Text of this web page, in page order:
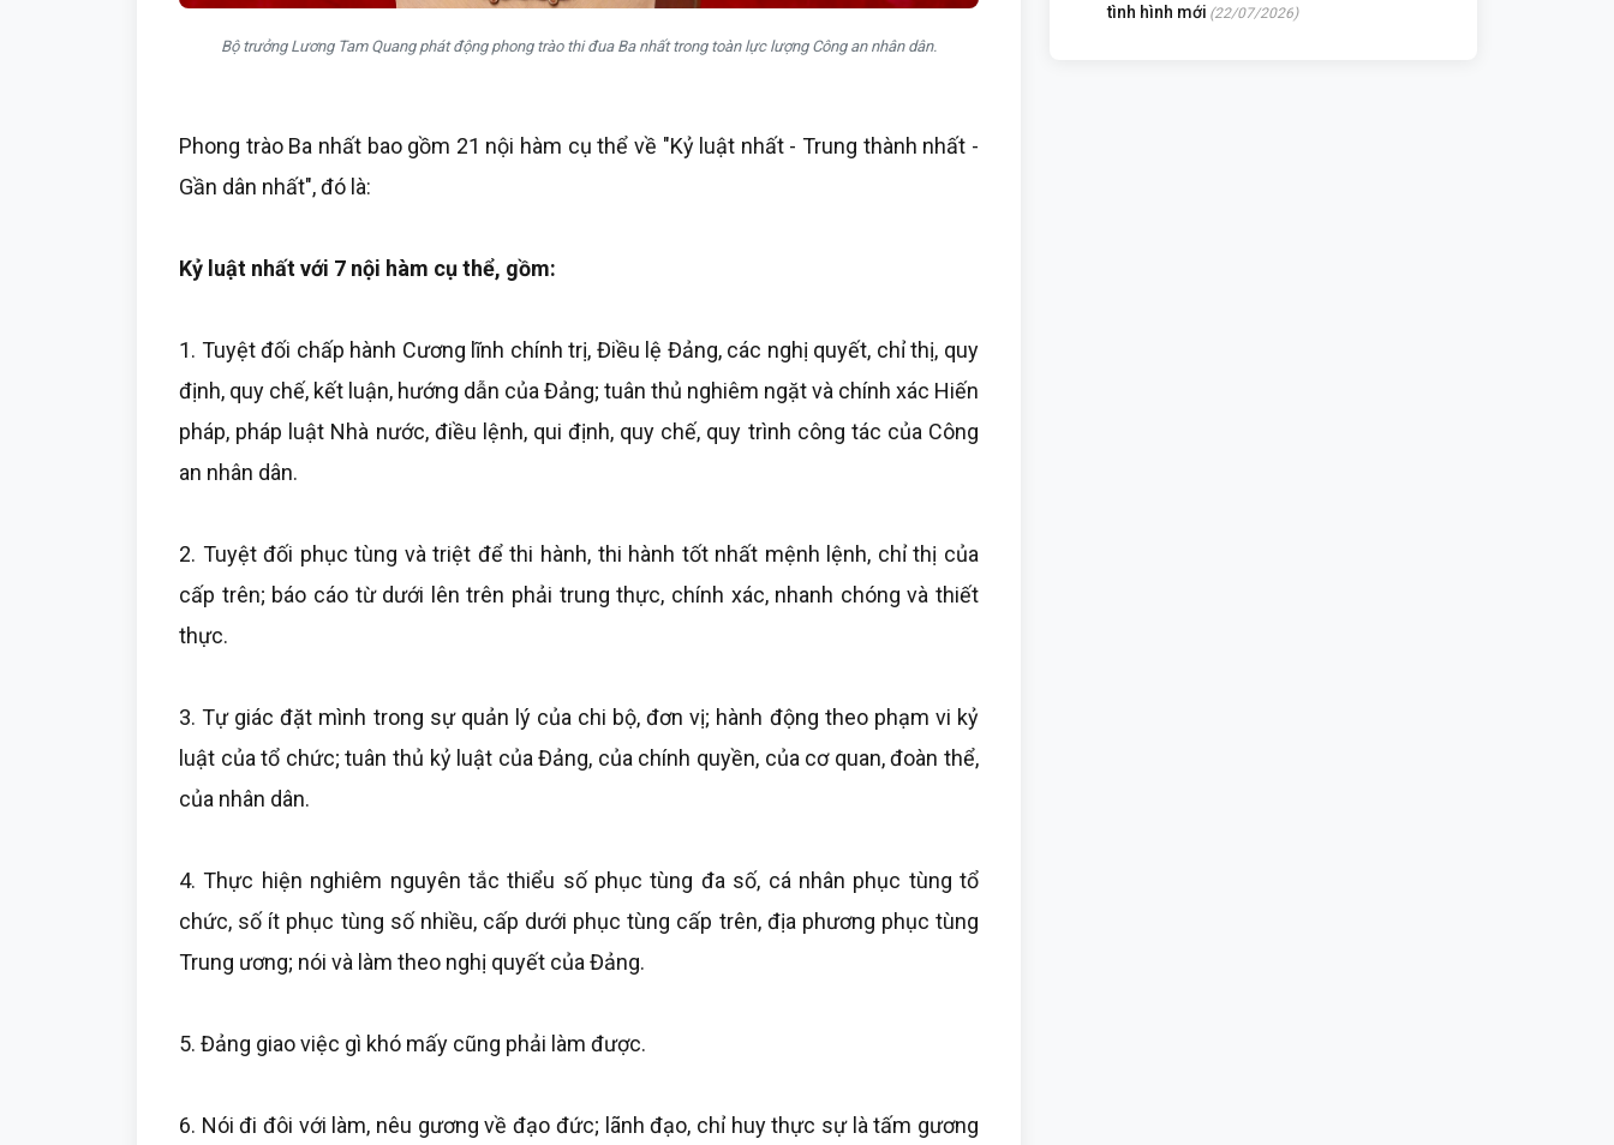
Bộ trưởng Lương Tam Quang phát động phong trào thi đua Ba nhất trong toàn lực lượng Công an nhân dân.
Phong trào Ba nhất bao gồm 21 nội hàm cụ thể về "Kỷ luật nhất - Trung thành nhất -
Gần dân nhất", đó là:
Kỷ luật nhất với 7 nội hàm cụ thể, gồm:
1. Tuyệt đối chấp hành Cương lĩnh chính trị, Điều lệ Đảng, các nghị quyết, chỉ thị, quy
định, quy chế, kết luận, hướng dẫn của Đảng; tuân thủ nghiêm ngặt và chính xác Hiến
pháp, pháp luật Nhà nước, điều lệnh, qui định, quy chế, quy trình công tác của Công
an nhân dân.
2. Tuyệt đối phục tùng và triệt để thi hành, thi hành tốt nhất mệnh lệnh, chỉ thị của
cấp trên; báo cáo từ dưới lên trên phải trung thực, chính xác, nhanh chóng và thiết
thực.
3. Tự giác đặt mình trong sự quản lý của chi bộ, đơn vị; hành động theo phạm vi kỷ
luật của tổ chức; tuân thủ kỷ luật của Đảng, của chính quyền, của cơ quan, đoàn thể,
của nhân dân.
4. Thực hiện nghiêm nguyên tắc thiểu số phục tùng đa số, cá nhân phục tùng tổ
chức, số ít phục tùng số nhiều, cấp dưới phục tùng cấp trên, địa phương phục tùng
Trung ương; nói và làm theo nghị quyết của Đảng.
5. Đảng giao việc gì khó mấy cũng phải làm được.
6. Nói đi đôi với làm, nêu gương về đạo đức; lãnh đạo, chỉ huy thực sự là tấm gương
tình hình mới (22/07/2026)